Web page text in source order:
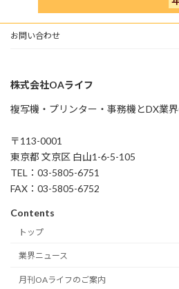
お問い合わせ
株式会社OAライフ
複写機・プリンター・事務機とDX業
〒113-0001
東京都 文京区 白山1-6-5-105
TEL：03-5805-6751
FAX：03-5805-6752
Contents
トップ
業界ニュース
月刊OAライフのご案内